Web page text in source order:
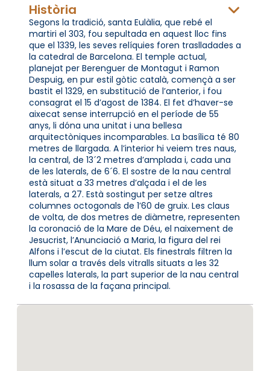
Història
Segons la tradició, santa Eulàlia, que rebé el
martiri el 303, fou sepultada en aquest lloc fins
que el 1339, les seves relíquies foren traslladades a
la catedral de Barcelona. El temple actual,
planejat per Berenguer de Montagut i Ramon
Despuig, en pur estil gòtic català, començà a ser
bastit el 1329, en substitució de l’anterior, i fou
consagrat el 15 d’agost de 1384. El fet d’haver-se
aixecat sense interrupció en el període de 55
anys, li dóna una unitat i una bellesa
arquitectòniques incomparables. La basílica té 80
metres de llargada. A l’interior hi veiem tres naus,
la central, de 13´2 metres d’amplada i, cada una
de les laterals, de 6´6. El sostre de la nau central
està situat a 33 metres d’alçada i el de les
laterals, a 27. Està sostingut per setze altres
columnes octogonals de 1’60 de gruix. Les claus
de volta, de dos metres de diàmetre, representen
la coronació de la Mare de Déu, el naixement de
Jesucrist, l’Anunciació a Maria, la figura del rei
Alfons i l’escut de la ciutat. Els finestrals filtren la
llum solar a través dels vitralls situats a les 32
capelles laterals, la part superior de la nau central
i la rosassa de la façana principal.